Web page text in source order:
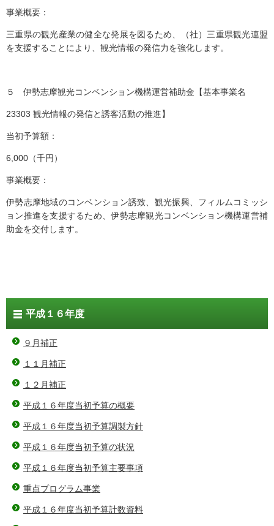
事業概要：
三重県の観光産業の健全な発展を図るため、（社）三重県観光連盟
を支援することにより、観光情報の発信力を強化します。
５ 伊勢志摩観光コンベンション機構運営補助金【基本事業名
23303 観光情報の発信と誘客活動の推進】
当初予算額：
6,000（千円）
事業概要：
伊勢志摩地域のコンベンション誘致、観光振興、フィルムコミッシ
ョン推進を支援するため、伊勢志摩観光コンベンション機構運営補
助金を交付します。
平成１６年度
９月補正
１１月補正
１２月補正
平成１６年度当初予算の概要
平成１６年度当初予算調製方針
平成１６年度当初予算の状況
平成１６年度当初予算主要事項
重点プログラム事業
平成１６年度当初予算計数資料